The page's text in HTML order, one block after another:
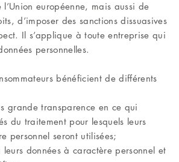
l’Union européenne, mais aussi de
d’imposer des sanctions dissuasives
Il s’applique à toute entreprise qui
personnelles.
bénéficient de différents
grande transparence en ce qui
du traitement pour lesquels leurs
personnel seront utilisées;
leurs données à caractère personnel et